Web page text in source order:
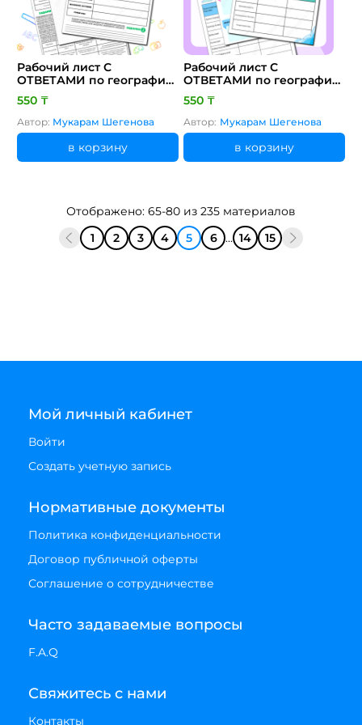
Рабочий лист С
ОТВЕТАМИ по географии
за 7 класс 2 четверть.
Тема: Проблемы
Мирового океана. Цель: 7.​
3.​3.​8 группирует
проблемы Мирового
океана и предлагает пути
550 ₸
Автор: Мукарам Шегенова
в корзину
Рабочий лист С
ОТВЕТАМИ по географии
за 9 класс 2 четверть.
Тема: Экономическая
оценка водных ресурсов
Казахстана Цель: 9.​3.​3.​3
дает экономическую
оценку водным ресурсам
550 ₸
Автор: Мукарам Шегенова
в корзину
Отображено: 65-80 из 235 материалов
1
2 3 4 5 6 ... 14 15
Мой личный кабинет
Войти
Создать учетную запись
Нормативные документы
Политика конфиденциальности
Договор публичной оферты
Соглашение о сотрудничестве
Часто задаваемые вопросы
F.A.Q
Свяжитесь с нами
Контакты